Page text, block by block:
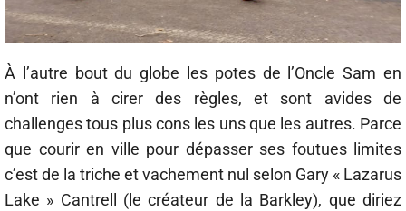
À l’autre bout du globe les potes de l’Oncle Sam en
n’ont rien à cirer des règles, et sont avides de
challenges tous plus cons les uns que les autres. Parce
que courir en ville pour dépasser ses foutues limites
c’est de la triche et vachement nul selon Gary « Lazarus
Lake » Cantrell (le créateur de la Barkley), que diriez